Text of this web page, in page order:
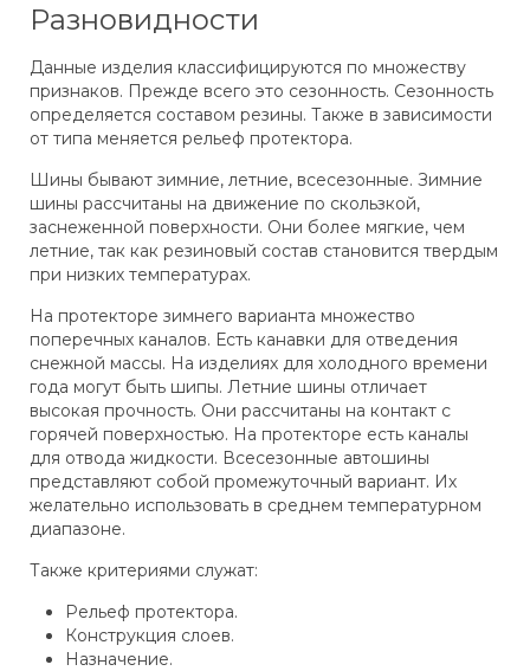
Разновидности
Данные изделия классифицируются по множеству
признаков. Прежде всего это сезонность. Сезонность
определяется составом резины. Также в зависимости
от типа меняется рельеф протектора.
Шины бывают зимние, летние, всесезонные. Зимние
шины рассчитаны на движение по скользкой,
заснеженной поверхности. Они более мягкие, чем
летние, так как резиновый состав становится твердым
при низких температурах.
На протекторе зимнего варианта множество
поперечных каналов. Есть канавки для отведения
снежной массы. На изделиях для холодного времени
года могут быть шипы. Летние шины отличает
высокая прочность. Они рассчитаны на контакт с
горячей поверхностью. На протекторе есть каналы
для отвода жидкости. Всесезонные автошины
представляют собой промежуточный вариант. Их
желательно использовать в среднем температурном
диапазоне.
Также критериями служат:
Рельеф протектора.
Конструкция слоев.
Назначение.